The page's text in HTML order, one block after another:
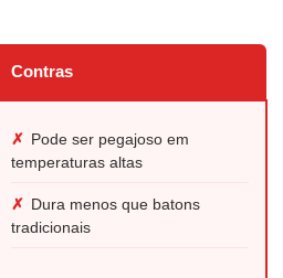
Contras
✗ Pode ser pegajoso em
temperaturas altas
✗ Dura menos que batons
tradicionais